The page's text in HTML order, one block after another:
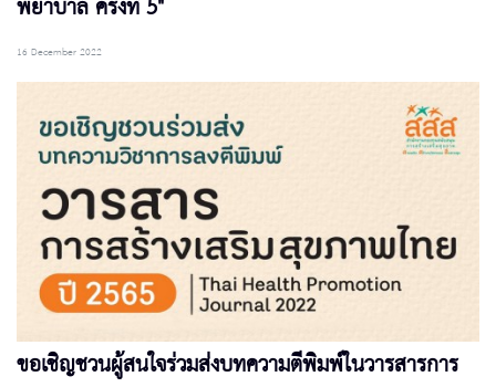
16 December 2022
ขอเชิญชวนผู้สนใจร่วมส่งบทความตีพิมพ์ในวารสารการ